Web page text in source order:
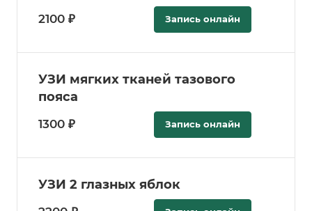
2100 ₽ Запись онлайн
УЗИ мягких тканей тазового
пояса
1300 ₽ Запись онлайн
УЗИ 2 глазных яблок